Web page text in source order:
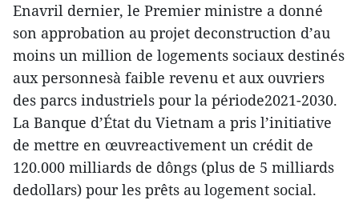
Enavril dernier, le Premier ministre a donné
son approbation au projet deconstruction d’au
moins un million de logements sociaux destinés
aux personnesà faible revenu et aux ouvriers
des parcs industriels pour la période2021-2030.
La Banque d’État du Vietnam a pris l’initiative
de mettre en œuvreactivement un crédit de
120.000 milliards de dôngs (plus de 5 milliards
dedollars) pour les prêts au logement social.